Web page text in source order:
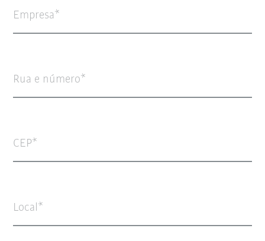
Empresa
Rua e número
CEP
Local